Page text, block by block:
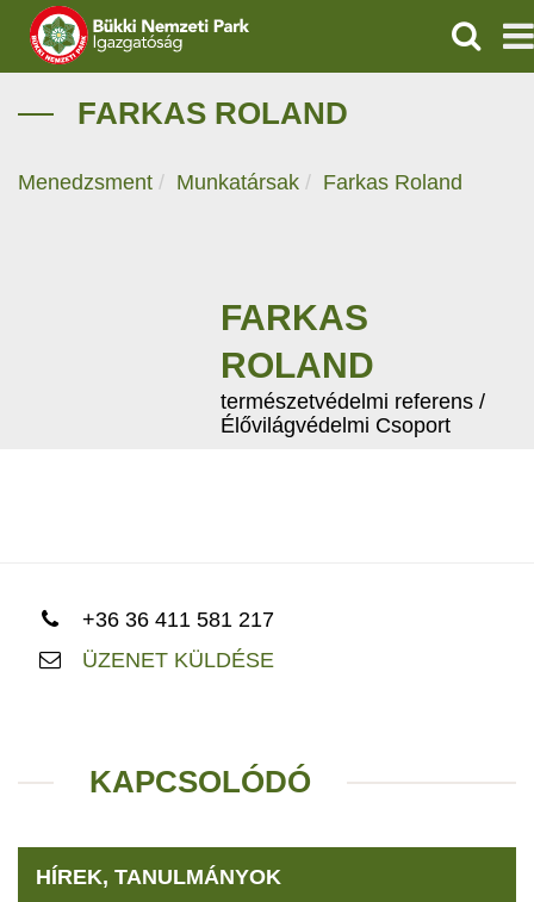
IGAZGATÓSÁG
FARKAS ROLAND
Menedzsment Munkatársak Farkas Roland
FARKAS
ROLAND
természetvédelmi referens /
Élővilágvédelmi Csoport
+36 36 411 581 217
ÜZENET KÜLDÉSE
KAPCSOLÓDÓ
HÍREK, TANULMÁNYOK